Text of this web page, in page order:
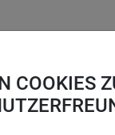
COOKIES